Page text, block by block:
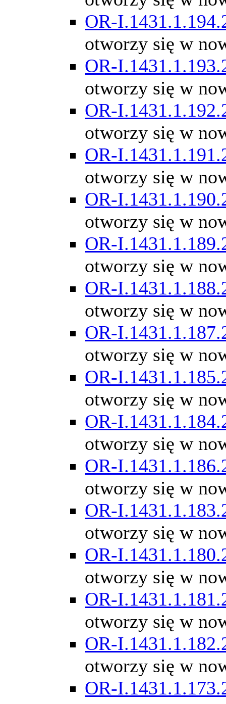
OR-
otworzy się w
OR-
otworzy się w
OR-
otworzy się w
OR-
otworzy się w
OR-
otworzy się w
OR-
otworzy się w
OR-
otworzy się w
OR-
otworzy się w
OR-
otworzy się w
OR-
otworzy się w
OR-
otworzy się w
OR-
otworzy się w
OR-
otworzy się w
OR-
otworzy się w
OR-
otworzy się w
OR-